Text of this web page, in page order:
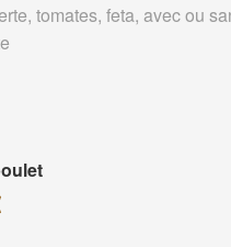
tomates, feta, avec ou